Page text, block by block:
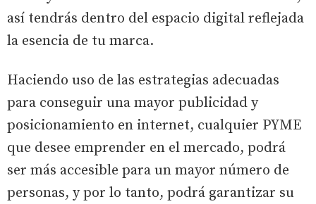
así tendrás dentro del espacio digital reflejada
la esencia de tu marca.
Haciendo uso de las estrategias adecuadas
para conseguir una mayor publicidad y
posicionamiento en internet, cualquier PYME
que desee emprender en el mercado, podrá
ser más accesible para un mayor número de
personas, y por lo tanto, podrá garantizar su